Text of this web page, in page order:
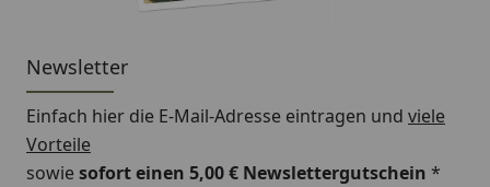
Newsletter
Einfach hier die E-Mail-Adresse eintragen und viele
Vorteile
sowiesofort einen 5,00 € Newslettergutschein *